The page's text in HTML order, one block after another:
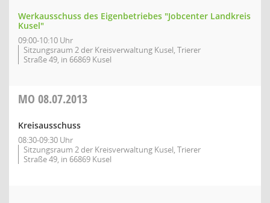
Werkausschuss des Eigenbetriebes "Jobcenter Landkreis
Kusel"
09:00-10:10 Uhr
Sitzungsraum 2 der Kreisverwaltung Kusel, Trierer
Straße 49, in 66869 Kusel
MO 08.07.2013
Kreisausschuss
08:30-09:30 Uhr
Sitzungsraum 2 der Kreisverwaltung Kusel, Trierer
Straße 49, in 66869 Kusel